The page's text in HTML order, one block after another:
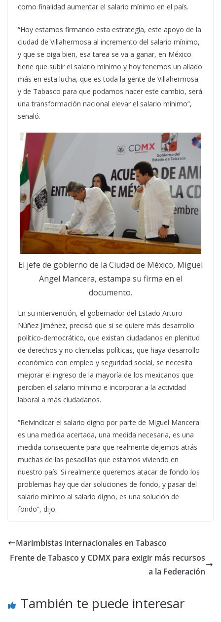
como finalidad aumentar el salario mínimo en el país.
“Hoy estamos firmando esta estrategia, este apoyo de la
ciudad de Villahermosa al incremento del salario mínimo,
y que se oiga bien, esa tarea se va a ganar, en México
tiene que subir el salario mínimo y hoy tenemos un aliado
más en esta lucha, que es toda la gente de Villahermosa
y de Tabasco para que podamos hacer este cambio, será
una transformación nacional elevar el salario mínimo”,
señaló.
El jefe de gobierno de la Ciudad de México, Miguel
Angel Mancera, estampa su firma en el
documento.
En su intervención, el gobernador del Estado Arturo
Núñez Jiménez, precisó que si se quiere más desarrollo
político-democrático, que existan ciudadanos en plenitud
de derechos y no clientelas políticas, que haya desarrollo
económico con empleo y seguridad social, se necesita
mejorar el ingreso de la mayoría de los mexicanos que
perciben el salario mínimo e incorporar a la actividad
laboral a más ciudadanos.
“Reivindicar el salario digno por parte de Miguel Mancera
es una medida acertada, una medida necesaria, es una
medida consecuente para que realmente dejemos atrás
muchas de las pesadillas que estamos viviendo en
nuestro país. Si realmente queremos atacar de fondo los
problemas hay que dar soluciones de fondo, y pasar del
salario mínimo al salario digno, es una solución de
fondo”, dijo.
Marimbistas internacionales en Tabasco
Frente de Tabasco y CDMX para exigir más recursos
a la Federación
También te puede interesar